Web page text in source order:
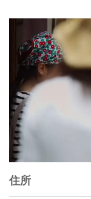
住所